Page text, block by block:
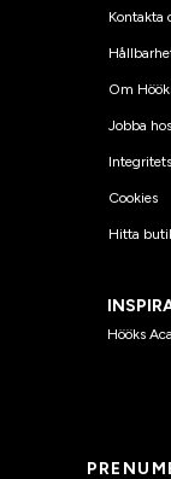
Kontakta
Om
Jobba
Cookies
Hitta
Hööks